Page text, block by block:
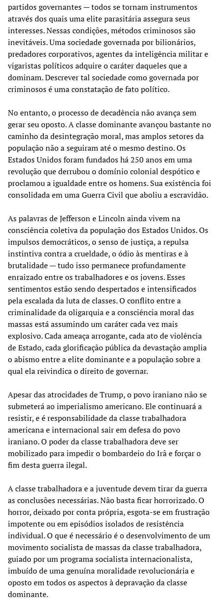
partidos governantes — todos se tornam instrumentos
através dos quais uma elite parasitária assegura seus
interesses. Nessas condições, métodos criminosos são
inevitáveis. Uma sociedade governada por bilionários,
predadores corporativos, agentes da inteligência militar e
vigaristas políticos adquire o caráter daqueles que a
dominam. Descrever tal sociedade como governada por
criminosos é uma constatação de fato político.
No entanto, o processo de decadência não avança sem
gerar seu oposto. A classe dominante avançou bastante no
caminho da desintegração moral, mas amplos setores da
população não a seguiram até o mesmo destino. Os
Estados Unidos foram fundados há 250 anos em uma
revolução que derrubou o domínio colonial despótico e
proclamou a igualdade entre os homens. Sua existência foi
consolidada em uma Guerra Civil que aboliu a escravidão.
As palavras de Jefferson e Lincoln ainda vivem na
consciência coletiva da população dos Estados Unidos. Os
impulsos democráticos, o senso de justiça, a repulsa
instintiva contra a crueldade, o ódio às mentiras e à
brutalidade — tudo isso permanece profundamente
enraizado entre os trabalhadores e os jovens. Esses
sentimentos estão sendo despertados e intensificados
pela escalada da luta de classes. O conflito entre a
criminalidade da oligarquia e a consciência moral das
massas está assumindo um caráter cada vez mais
explosivo. Cada ameaça arrogante, cada ato de violência
de Estado, cada glorificação pública da devastação amplia
o abismo entre a elite dominante e a população sobre a
qual ela reivindica o direito de governar.
Apesar das atrocidades de Trump, o povo iraniano não se
submeterá ao imperialismo americano. Ele continuará a
resistir, e é responsabilidade da classe trabalhadora
americana e internacional sair em defesa do povo
iraniano. O poder da classe trabalhadora deve ser
mobilizado para impedir o bombardeio do Irã e forçar o
fim desta guerra ilegal.
A classe trabalhadora e a juventude devem tirar da guerra
as conclusões necessárias. Não basta ficar horrorizado. O
horror, deixado por conta própria, esgota-se em frustração
impotente ou em episódios isolados de resistência
individual. O que é necessário é o desenvolvimento de um
movimento socialista de massas da classe trabalhadora,
guiado por um programa socialista internacionalista,
imbuído de uma genuína moralidade revolucionária e
oposto em todos os aspectos à depravação da classe
dominante.